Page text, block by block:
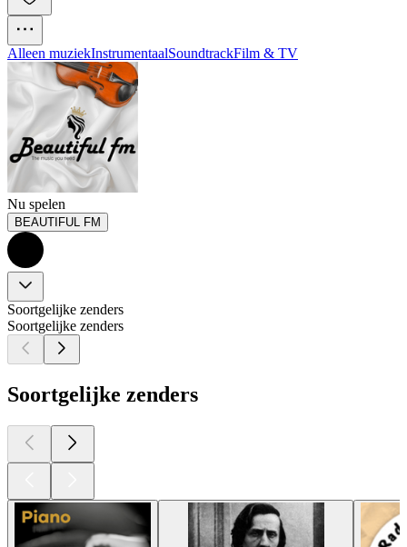
Alleen muziekInstrumentaalSoundtrackFilm & TV
Nu spelen
BEAUTIFUL FM
Soortgelijke zenders
Soortgelijke zenders
Soortgelijke zenders